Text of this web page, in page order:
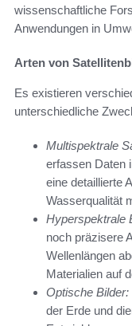
wissenschaftliche
Anwendungen in
Arten von
Es existieren
unterschiedliche
Multispektrale
erfassen Daten
eine detaillierte
Wasserqualität
Hyperspektrale
noch präzisere
Wellenlängen
Materialien auf
Optische Bilder:
der Erde und